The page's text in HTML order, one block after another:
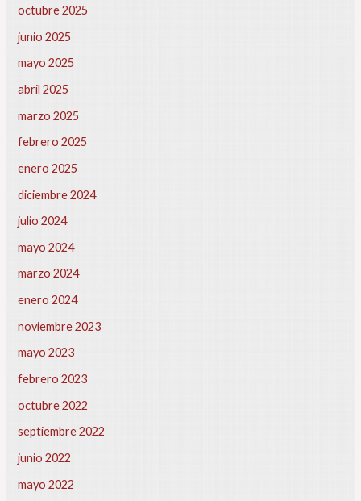
octubre 2025
junio 2025
mayo 2025
abril 2025
marzo 2025
febrero 2025
enero 2025
diciembre 2024
julio 2024
mayo 2024
marzo 2024
enero 2024
noviembre 2023
mayo 2023
febrero 2023
octubre 2022
septiembre 2022
junio 2022
mayo 2022